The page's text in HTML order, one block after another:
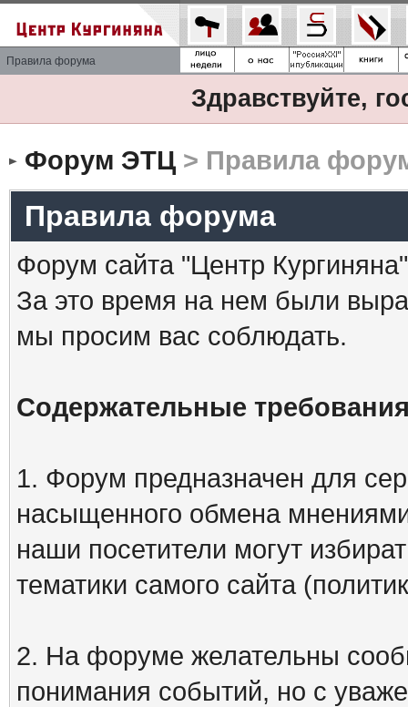
Правила форума
Здравствуйте,
Форум ЭТЦ> Правила
Правила форума
Форум сайта "Центр
За это время на нем были
мы просим вас соблюдать.
Содержательные
1. Форум предназначен для
насыщенного обмена
наши посетители могут
тематики самого сайта
2. На форуме желательны
понимания событий, но с